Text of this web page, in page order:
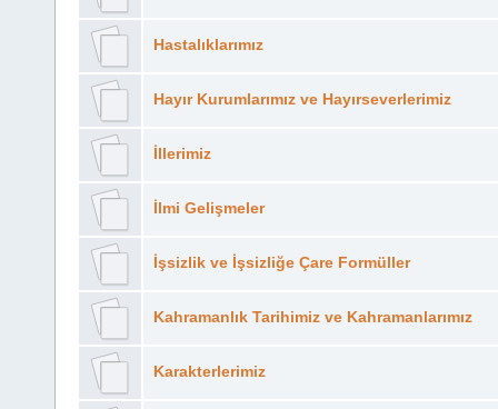
Hastalıklarımız
Hayır Kurumlarımız ve Hayırseverlerimiz
İllerimiz
İlmi Gelişmeler
İşsizlik ve İşsizliğe Çare Formüller
Kahramanlık Tarihimiz ve Kahramanlarımız
Karakterlerimiz